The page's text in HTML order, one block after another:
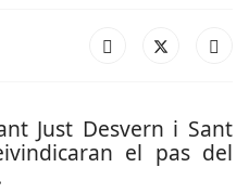
Just Desvern i Sant
el pas del